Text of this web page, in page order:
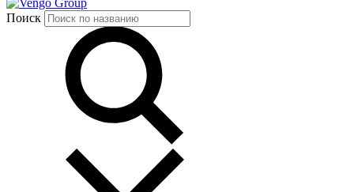
Group
Поиск